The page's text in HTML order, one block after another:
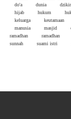
do'a
dunia dzikir
hijab
hukum
keluarga
keutamaan
manusia
masjid
ramadhan
ramadhan
sunnah
suami istri